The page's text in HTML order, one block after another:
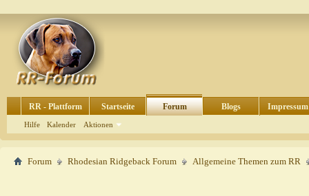
RR - Plattform Startseite Forum
Hilfe Kalender Aktionen
Blogs Impressum
Forum Rhodesian Ridgeback Forum Allgemeine Themen zum RR